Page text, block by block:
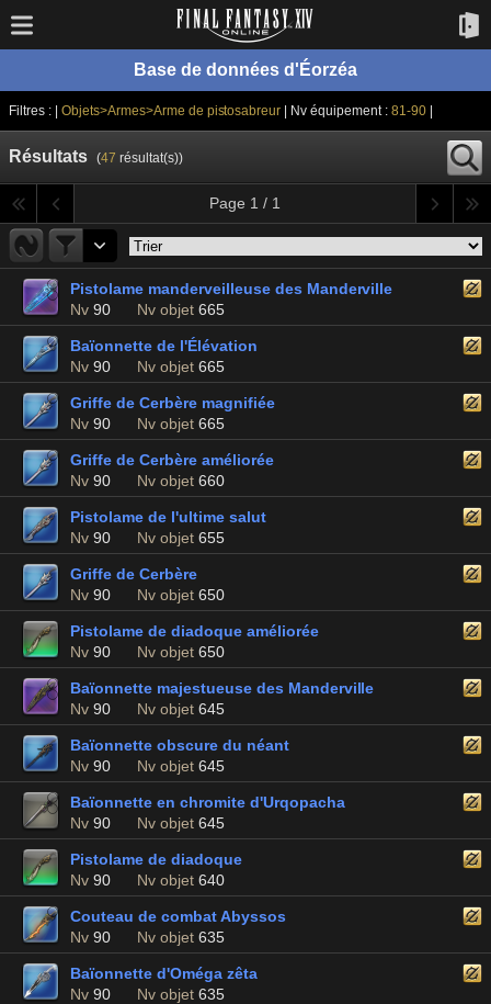
Base de données d'Éorzéa
Filtres : | Objets>Armes>Arme de pistosabreur | Nv équipement :81-90
Résultats (47 résultat(s))
Page 1 / 1
Pistolame manderveilleuse des Manderville
Nv 90 Nv objet 665
Baïonnette de l'Élévation
Nv 90 Nv objet 665
Griffe de Cerbère magnifiée
Nv 90 Nv objet 665
Griffe de Cerbère améliorée
Nv 90 Nv objet 660
Pistolame de l'ultime salut
Nv 90 Nv objet 655
Griffe de Cerbère
Nv 90 Nv objet 650
Pistolame de diadoque améliorée
Nv 90 Nv objet 650
Baïonnette majestueuse des Manderville
Nv 90 Nv objet 645
Baïonnette obscure du néant
Nv 90 Nv objet 645
Baïonnette en chromite d'Urqopacha
Nv 90 Nv objet 645
Pistolame de diadoque
Nv 90 Nv objet 640
Couteau de combat Abyssos
Nv 90 Nv objet 635
Baïonnette d'Oméga zêta
Nv 90 Nv objet 635